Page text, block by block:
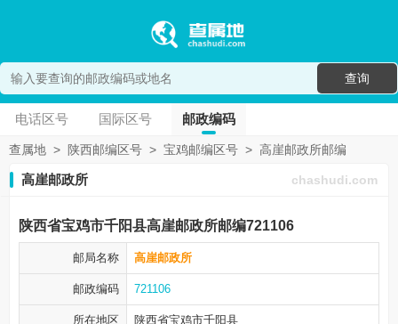
查询
电话区号 国际区号 邮政编码
查属地 > 陕西邮编区号 > 宝鸡邮编区号 > 高崖邮政所邮编
高崖邮政所 chashudi.com
陕西省宝鸡市千阳县高崖邮政所邮编721106
邮局名称 高崖邮政所
邮政编码 721106
所在地区 陕西省宝鸡市千阳县